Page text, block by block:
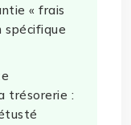
« frais
trésorerie :